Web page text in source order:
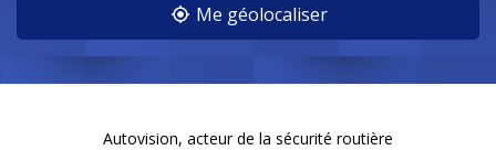
Me géolocaliser
Autovision, acteur de la sécurité routière